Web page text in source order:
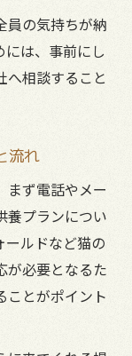
員の気持ちが納
は、事前にし
へ相談すること
流れ
まず電話やメー
養プランについ
ールドなど猫の
が必要となるた
ことがポイント